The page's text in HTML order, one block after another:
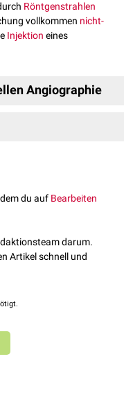
Röntgenstrahlen
vollkommen nicht-
Injektion eines
Angiographie
können
im Gegensatz zur
du auf Bearbeiten
darum.
Artikel schnell und